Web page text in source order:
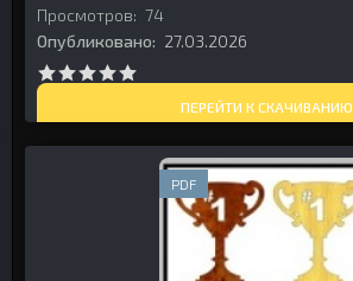
Просмотров: 74
Опубликовано: 27.03.2026
ПЕРЕЙТИ К СКАЧИВАНИЮ
PDF